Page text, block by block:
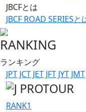
JBCFとは
JBCF ROAD SERIESと
RANKING
ランキング
JPT JCT JET JFT JYT JMT
RANK1